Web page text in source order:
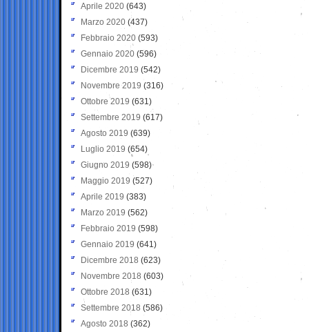
Aprile 2020 (643)
Marzo 2020 (437)
Febbraio 2020 (593)
Gennaio 2020 (596)
Dicembre 2019 (542)
Novembre 2019 (316)
Ottobre 2019 (631)
Settembre 2019 (617)
Agosto 2019 (639)
Luglio 2019 (654)
Giugno 2019 (598)
Maggio 2019 (527)
Aprile 2019 (383)
Marzo 2019 (562)
Febbraio 2019 (598)
Gennaio 2019 (641)
Dicembre 2018 (623)
Novembre 2018 (603)
Ottobre 2018 (631)
Settembre 2018 (586)
Agosto 2018 (362)